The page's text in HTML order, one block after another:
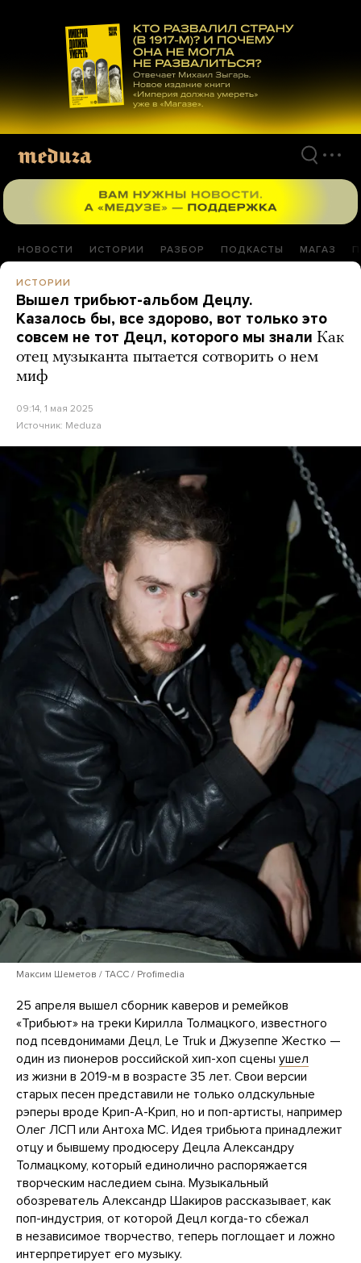
материалам
НОВОСТИ ИСТОРИИ РАЗБОР ПОДКАСТЫ МАГАЗ
ИСТОРИИ
Вышел трибьют-альбом Децлу.
Казалось бы, все здорово, вот только это
совсем не тот Децл, которого мы знали Как
отец музыканта пытается сотворить о нем
миф
09:14, 1 мая 2025
Источник: Meduza
Максим Шеметов / ТАСС / Profimedia
25 апреля вышел сборник каверов и ремейков
«Трибьют» на треки Кирилла Толмацкого, известного
под псевдонимами Децл, Le Truk и Джузеппе Жестко —
один из пионеров российской хип-хоп сцены ушел
из жизни в 2019-м в возрасте 35 лет. Свои версии
старых песен представили не только олдскульные
рэперы вроде Крип-А-Крип, но и поп-артисты, например
Олег ЛСП или Антоха МС. Идея трибьюта принадлежит
отцу и бывшему продюсеру Децла Александру
Толмацкому, который единолично распоряжается
творческим наследием сына. Музыкальный
обозреватель Александр Шакиров рассказывает, как
поп-индустрия, от которой Децл когда-то сбежал
в независимое творчество, теперь поглощает и ложно
интерпретирует его музыку.